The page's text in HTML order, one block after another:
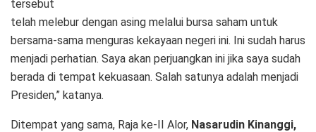
tersebut
telah melebur dengan asing melalui bursa saham untuk
bersama-sama menguras kekayaan negeri ini. Ini sudah harus
menjadi perhatian. Saya akan perjuangkan ini jika saya sudah
berada di tempat kekuasaan. Salah satunya adalah menjadi
Presiden,” katanya.
Ditempat yang sama, Raja ke-II Alor, Nasarudin Kinanggi,